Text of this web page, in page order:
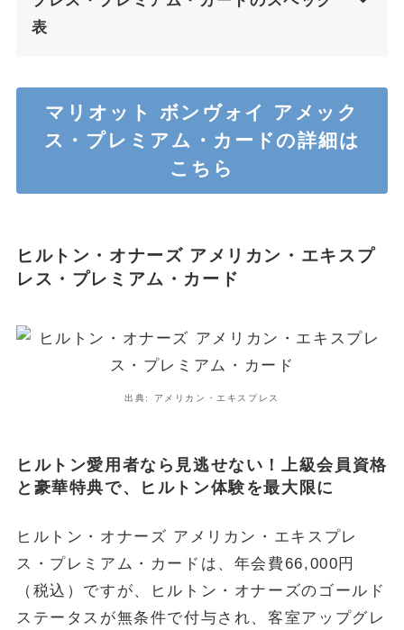
表
マリオット ボンヴォイ アメック
ス・プレミアム・カードの詳細は
こちら
ヒルトン・オナーズ アメリカン・エキスプ
レス・プレミアム・カード
出典: アメリカン・エキスプレス
ヒルトン愛用者なら見逃せない！上級会員資格
と豪華特典で、ヒルトン体験を最大限に
ヒルトン・オナーズ アメリカン・エキスプレ
ス・プレミアム・カードは、年会費66,000円
（税込）ですが、ヒルトン・オナーズのゴールド
ステータスが無条件で付与され、客室アップグレ